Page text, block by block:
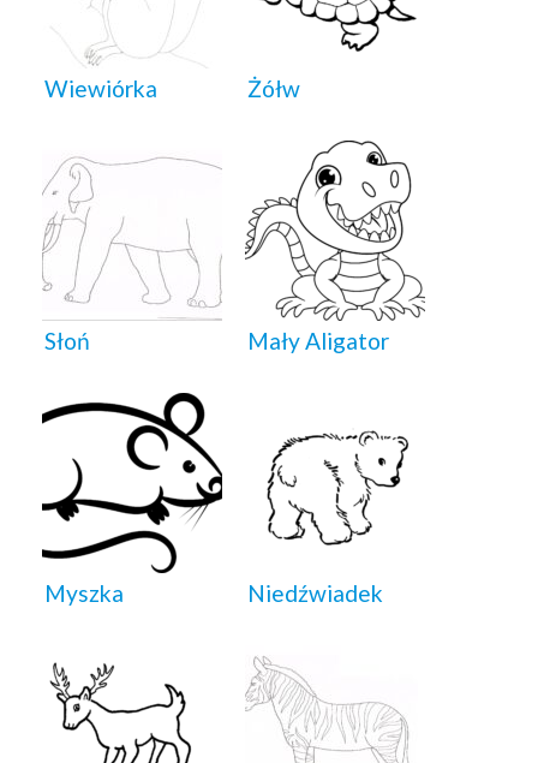
Wiewiórka Żółw
Słoń Mały Aligator
Myszka Niedźwiadek